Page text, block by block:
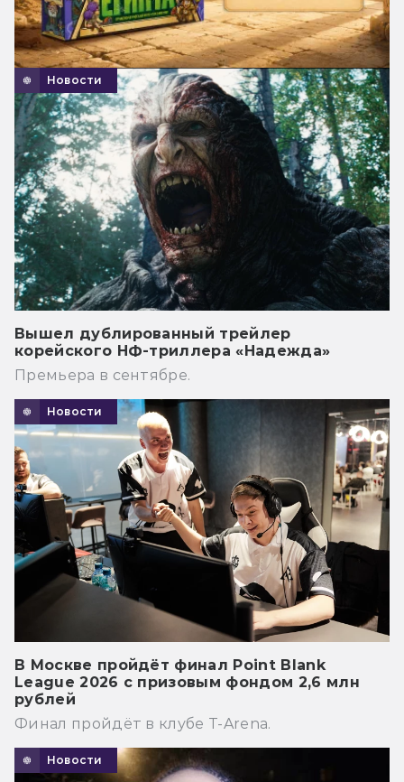
Новости
Вышел дублированный трейлер
корейского НФ-триллера «Надежда»
Премьера в сентябре.
Новости
В Москве пройдёт финал Point Blank
League 2026 с призовым фондом 2,6 млн
рублей
Финал пройдёт в клубе T-Arena.
Новости